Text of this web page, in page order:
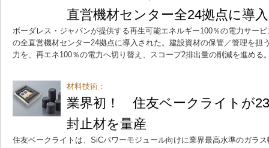
直営機材センター全24拠点に導入
ボーダレス・ジャパンが提供する再生可能エネルギー100％の電力サー
の全直営機材センター24拠点に導入された。建設資材の保管／管理を担
力を、再エネ100％の電力へ切り替え、スコープ2排出量の削減を進める
材料技術：
業界初！ 住友ベークライトが
封止材を量産
住友ベークライトは、SiCパワーモジュール向けに業界最高水準のガラ